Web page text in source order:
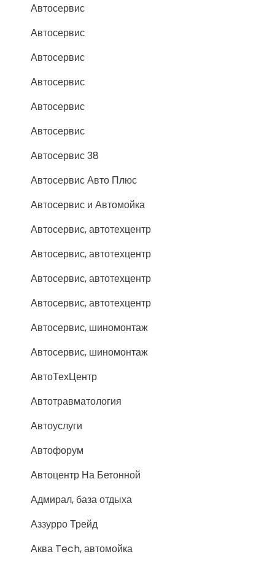
Автосервис
Автосервис
Автосервис
Автосервис
Автосервис
Автосервис
Автосервис 38
Автосервис Авто Плюс
Автосервис и Автомойка
Автосервис, автотехцентр
Автосервис, автотехцентр
Автосервис, автотехцентр
Автосервис, автотехцентр
Автосервис, шиномонтаж
Автосервис, шиномонтаж
АвтоТехЦентр
Автотравматология
Автоуслуги
Автофорум
Автоцентр На Бетонной
Адмирал, база отдыха
Аззурро Трейд
Аква Tech, автомойка